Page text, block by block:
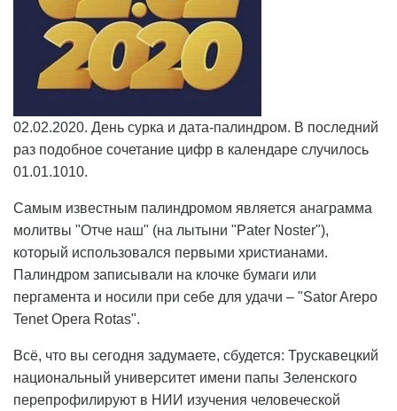
02.02.2020. День сурка и дата-палиндром. В последний
раз подобное сочетание цифр в календаре случилось
01.01.1010.
Самым известным палиндромом является анаграмма
молитвы "Отче наш" (на лытыни "Pater Noster"),
который использовался первыми христианами.
Палиндром записывали на клочке бумаги или
пергамента и носили при себе для удачи – "Sator Arepo
Tenet Opera Rotas".
Всё, что вы сегодня задумаете, сбудется: Трускавецкий
национальный университет имени папы Зеленского
перепрофилируют в НИИ изучения человеческой